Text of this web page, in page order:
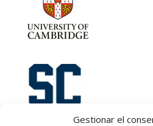
Gestionar el